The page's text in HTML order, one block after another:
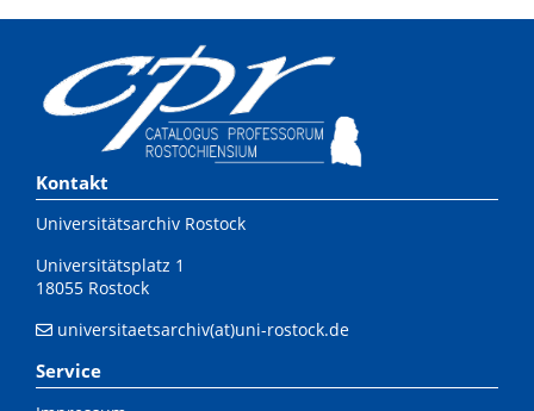
Kontakt
Universitätsarchiv Rostock
Universitätsplatz 1
18055 Rostock
universitaetsarchiv(at)uni-rostock.de
Service